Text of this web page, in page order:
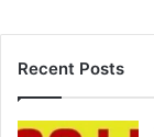
Recent Posts